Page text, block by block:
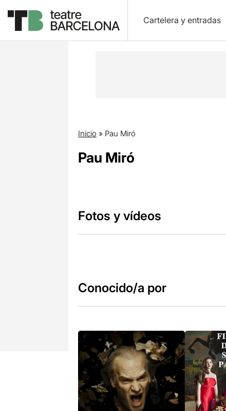
Cartelera y entradas
Inicio » Pau Miró
Pau Miró
Fotos y vídeos
Conocido/a por